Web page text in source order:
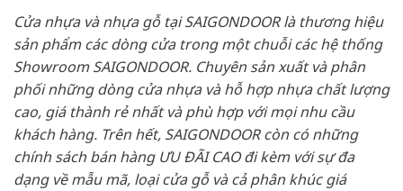
Cửa nhựa và nhựa gỗ tại SAIGONDOOR là thương hiệu
sản phẩm các dòng cửa trong một chuỗi các hệ thống
Showroom SAIGONDOOR. Chuyên sản xuất và phân
phối những dòng cửa nhựa và hỗ hợp nhựa chất lượng
cao, giá thành rẻ nhất và phù hợp với mọi nhu cầu
khách hàng. Trên hết, SAIGONDOOR còn có những
chính sách bán hàng ƯU ĐÃI CAO đi kèm với sự đa
dạng về mẫu mã, loại cửa gỗ và cả phân khúc giá